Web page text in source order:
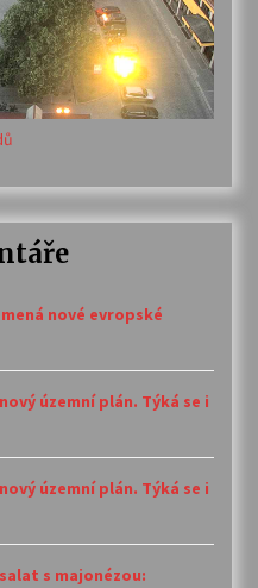
nové evropské
územní plán. Týká se i
územní plán. Týká se i
s majonézou: